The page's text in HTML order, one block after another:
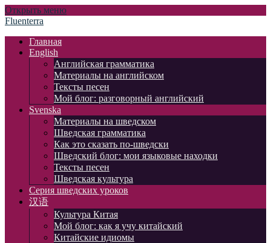
Открыть меню
Fluenterra
Главная
English
Английская грамматика
Материалы на английском
Тексты песен
Мой блог: разговорный английский
Svenska
Материалы на шведском
Шведская грамматика
Как это сказать по-шведски
Шведский блог: мои языковые находки
Тексты песен
Шведская культура
Серия шведских уроков
汉语
Культура Китая
Мой блог: как я учу китайский
Китайские идиомы